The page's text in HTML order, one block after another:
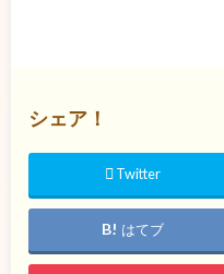
シェア！
Twitter
はてブ